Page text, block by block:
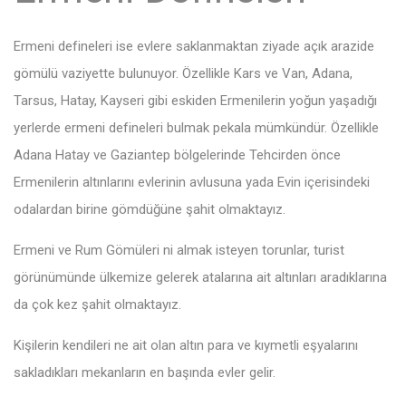
Ermeni defineleri ise evlere saklanmaktan ziyade açık arazide
gömülü vaziyette bulunuyor. Özellikle Kars ve Van, Adana,
Tarsus, Hatay, Kayseri gibi eskiden Ermenilerin yoğun yaşadığı
yerlerde ermeni defineleri bulmak pekala mümkündür. Özellikle
Adana Hatay ve Gaziantep bölgelerinde Tehcirden önce
Ermenilerin altınlarını evlerinin avlusuna yada Evin içerisindeki
odalardan birine gömdüğüne şahit olmaktayız.
Ermeni ve Rum Gömüleri ni almak isteyen torunlar, turist
görünümünde ülkemize gelerek atalarına ait altınları aradıklarına
da çok kez şahit olmaktayız.
Kişilerin kendileri ne ait olan altın para ve kıymetli eşyalarını
sakladıkları mekanların en başında evler gelir.